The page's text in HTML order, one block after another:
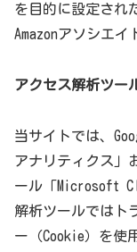
を目的に設定され
Amazonアソシエイ
アクセス解析ツー
当サイトでは、
アナリティクス」
ール「Microsoft
解析ツールではト
ー（Cookie）を使